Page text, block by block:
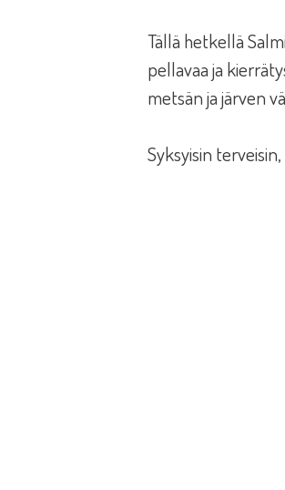
Tällä hetkellä
pellavaa ja
metsän ja järven
Syksyisin